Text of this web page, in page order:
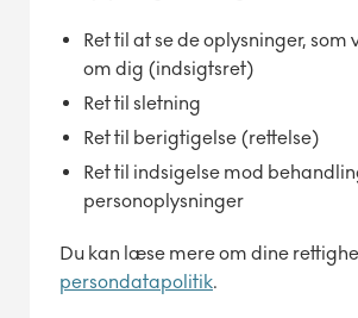
Ret til at se de oplysninger, som
om dig (indsigtsret)
Ret til sletning
Ret til berigtigelse (rettelse)
Ret til indsigelse mod
personoplysninger
Du kan læse mere om dine
persondatapolitik.